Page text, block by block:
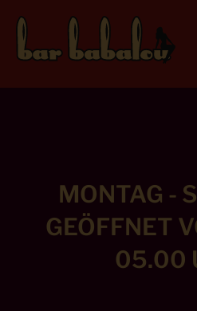
MONTAG -
GEÖFFNET
05.00